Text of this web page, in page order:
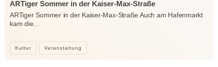
Kultur Veranstaltung
ARTiger Sommer in der Kaiser-Max-Straße
ARTiger Sommer in der Kaiser-Max-Straße Auch am Hafenmarkt
kam die…